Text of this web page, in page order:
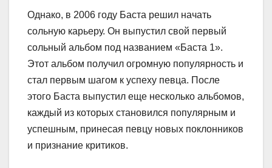
Однако, в 2006 году Баста решил начать
сольную карьеру. Он выпустил свой первый
сольный альбом под названием «Баста 1».
Этот альбом получил огромную популярность и
стал первым шагом к успеху певца. После
этого Баста выпустил еще несколько альбомов,
каждый из которых становился популярным и
успешным, принесая певцу новых поклонников
и признание критиков.